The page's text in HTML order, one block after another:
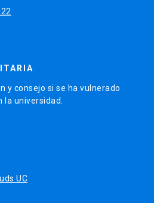
y consejo si se ha vulnerado
universidad.
UC